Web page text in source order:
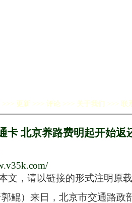
>>> 更新 >>> 评论 >>> 关于我们 >>> 联
卡 北京养路费明起开始返
文，请以链接的形式注明原
来日，北京市交通路政部